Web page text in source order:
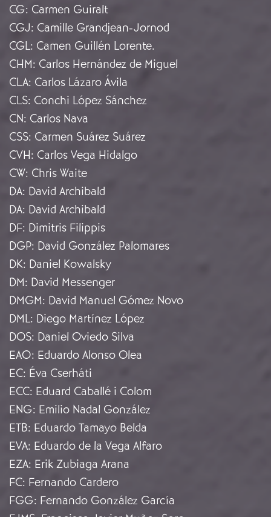
CG: Carmen Guiralt
CGJ: Camille Grandjean-Jornod
CGL: Camen Guillén Lorente.
CHM: Carlos Hernández de Miguel
CLA: Carlos Lázaro Ávila
CLS: Conchi López Sánchez
CN: Carlos Nava
CSS: Carmen Suárez Suárez
CVH: Carlos Vega Hidalgo
CW: Chris Waite
DA: David Archibald
DA: David Archibald
DF: Dimitris Filippis
DGP: David González Palomares
DK: Daniel Kowalsky
DM: David Messenger
DMGM: David Manuel Gómez Novo
DML: Diego Martínez López
DOS: Daniel Oviedo Silva
EAO: Eduardo Alonso Olea
EC: Éva Cserháti
ECC: Eduard Caballé i Colom
ENG: Emilio Nadal González
ETB: Eduardo Tamayo Belda
EVA: Eduardo de la Vega Alfaro
EZA: Erik Zubiaga Arana
FC: Fernando Cardero
FGG: Fernando González García